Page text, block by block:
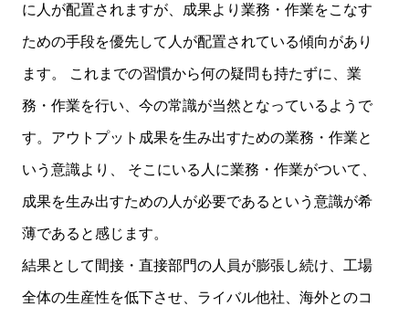
に人が配置されますが、成果より業務・作業をこなす
ための手段を優先して人が配置されている傾向があり
ます。 これまでの習慣から何の疑問も持たずに、業
務・作業を行い、今の常識が当然となっているようで
す。アウトプット成果を生み出すための業務・作業と
いう意識より、 そこにいる人に業務・作業がついて、
成果を生み出すための人が必要であるという意識が希
薄であると感じます。
結果として間接・直接部門の人員が膨張し続け、工場
全体の生産性を低下させ、ライバル他社、海外とのコ